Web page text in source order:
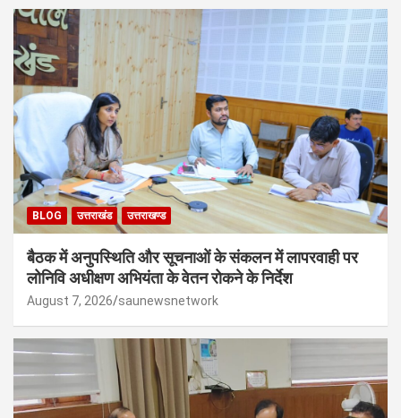
BLOG उत्तराखंड उत्तराखण्ड
बैठक में अनुपस्थिति और सूचनाओं के संकलन में लापरवाही पर
लोनिवि अधीक्षण अभियंता के वेतन रोकने के निर्देश
August 7, 2026 saunewsnetwork